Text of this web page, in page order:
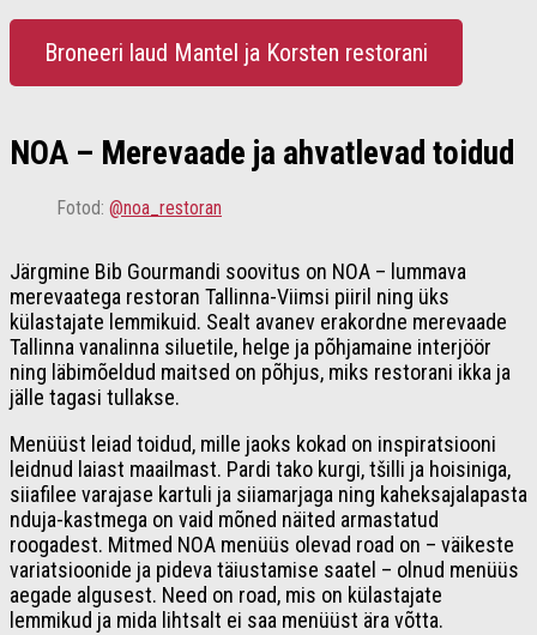
Broneeri laud Mantel ja Korsten restorani
NOA – Merevaade ja ahvatlevad toidud
Fotod: @noa_restoran
Järgmine Bib Gourmandi soovitus on NOA – lummava
merevaatega restoran Tallinna-Viimsi piiril ning üks
külastajate lemmikuid. Sealt avanev erakordne merevaade
Tallinna vanalinna siluetile, helge ja põhjamaine interjöör
ning läbimõeldud maitsed on põhjus, miks restorani ikka ja
jälle tagasi tullakse.
Menüüst leiad toidud, mille jaoks kokad on inspiratsiooni
leidnud laiast maailmast. Pardi tako kurgi, tšilli ja hoisiniga,
siiafilee varajase kartuli ja siiamarjaga ning kaheksajalapasta
nduja-kastmega on vaid mõned näited armastatud
roogadest. Mitmed NOA menüüs olevad road on – väikeste
variatsioonide ja pideva täiustamise saatel – olnud menüüs
aegade algusest. Need on road, mis on külastajate
lemmikud ja mida lihtsalt ei saa menüüst ära võtta.